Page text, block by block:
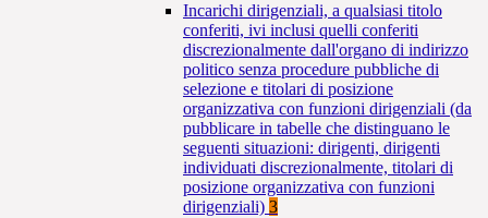
Incarichi dirigenziali, a qualsiasi titolo
conferiti, ivi inclusi quelli conferiti
discrezionalmente dall'organo di indirizzo
politico senza procedure pubbliche di
selezione e titolari di posizione
organizzativa con funzioni dirigenziali (da
pubblicare in tabelle che distinguano le
seguenti situazioni: dirigenti, dirigenti
individuati discrezionalmente, titolari di
posizione organizzativa con funzioni
dirigenziali) 3